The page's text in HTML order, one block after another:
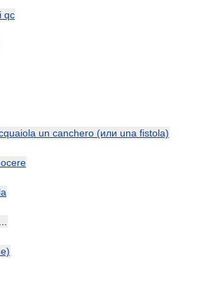
qc
un canchero (или una fistola)